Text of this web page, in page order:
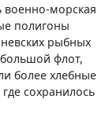
военно-морская
полигоны
рыбных
флот,
более хлебные
сохранилось